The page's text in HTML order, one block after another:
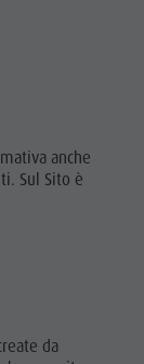
anche
Sul Sito è
da